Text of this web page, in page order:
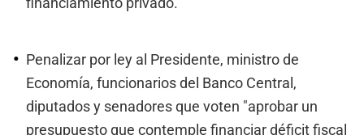
financiamiento privado.
Penalizar por ley al Presidente, ministro de
Economía, funcionarios del Banco Central,
diputados y senadores que voten "aprobar un
presupuesto que contemple financiar déficit fiscal